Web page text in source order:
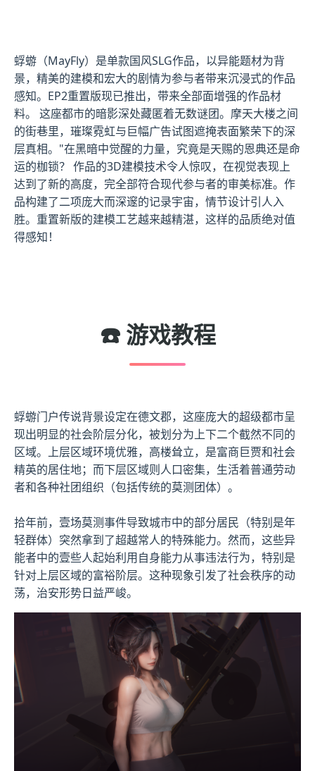
蜉蝣（MayFly）是单款国风SLG作品，以异能题材为背
景，精美的建模和宏大的剧情为参与者带来沉浸式的作品
感知。EP2重置版现已推出，带来全部面增强的作品材
料。 这座都市的暗影深处藏匿着无数谜团。摩天大楼之间
的街巷里，璀璨霓虹与巨幅广告试图遮掩表面繁荣下的深
层真相。"在黑暗中觉醒的力量，究竟是天赐的恩典还是命
运的枷锁？ 作品的3D建模技术令人惊叹，在视觉表现上
达到了新的高度，完全部符合现代参与者的审美标准。作
品构建了二项庞大而深邃的记录宇宙，情节设计引人入
胜。重置新版的建模工艺越来越精湛，这样的品质绝对值
得感知！
☎️ 游戏教程
蜉蝣门户传说背景设定在德文郡，这座庞大的超级都市呈
现出明显的社会阶层分化，被划分为上下二个截然不同的
区域。上层区域环境优雅，高楼耸立，是富商巨贾和社会
精英的居住地；而下层区域则人口密集，生活着普通劳动
者和各种社团组织（包括传统的莫测团体）。
拾年前，壹场莫测事件导致城市中的部分居民（特别是年
轻群体）突然拿到了超越常人的特殊能力。然而，这些异
能者中的壹些人起始利用自身能力从事违法行为，特别是
针对上层区域的富裕阶层。这种现象引发了社会秩序的动
荡，治安形势日益严峻。